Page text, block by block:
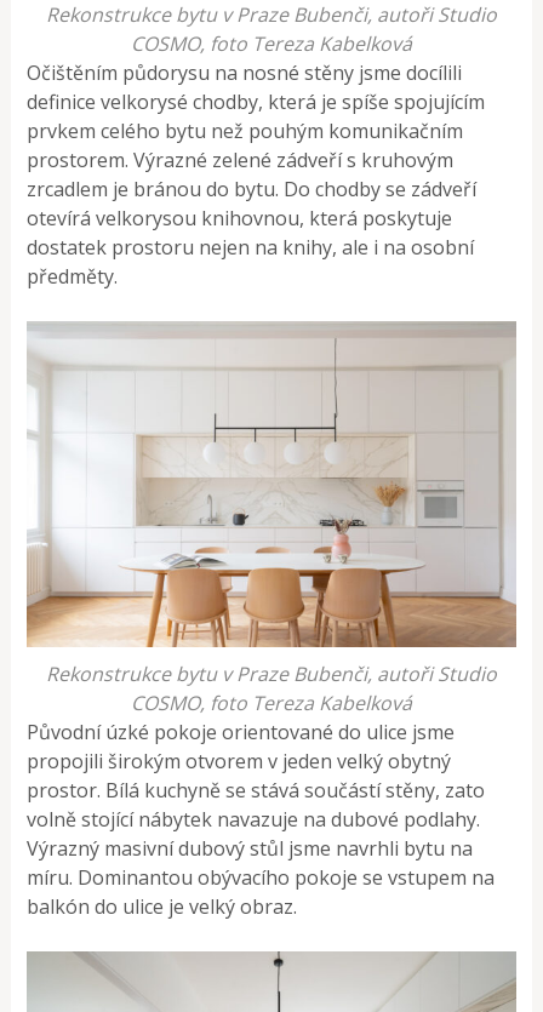
Rekonstrukce bytu v Praze Bubenči, autoři Studio
COSMO, foto Tereza Kabelková
Očištěním půdorysu na nosné stěny jsme docílili
definice velkorysé chodby, která je spíše spojujícím
prvkem celého bytu než pouhým komunikačním
prostorem. Výrazné zelené zádveří s kruhovým
zrcadlem je bránou do bytu. Do chodby se zádveří
otevírá velkorysou knihovnou, která poskytuje
dostatek prostoru nejen na knihy, ale i na osobní
předměty.
Rekonstrukce bytu v Praze Bubenči, autoři Studio
COSMO, foto Tereza Kabelková
Původní úzké pokoje orientované do ulice jsme
propojili širokým otvorem v jeden velký obytný
prostor. Bílá kuchyně se stává součástí stěny, zato
volně stojící nábytek navazuje na dubové podlahy.
Výrazný masivní dubový stůl jsme navrhli bytu na
míru. Dominantou obývacího pokoje se vstupem na
balkón do ulice je velký obraz.